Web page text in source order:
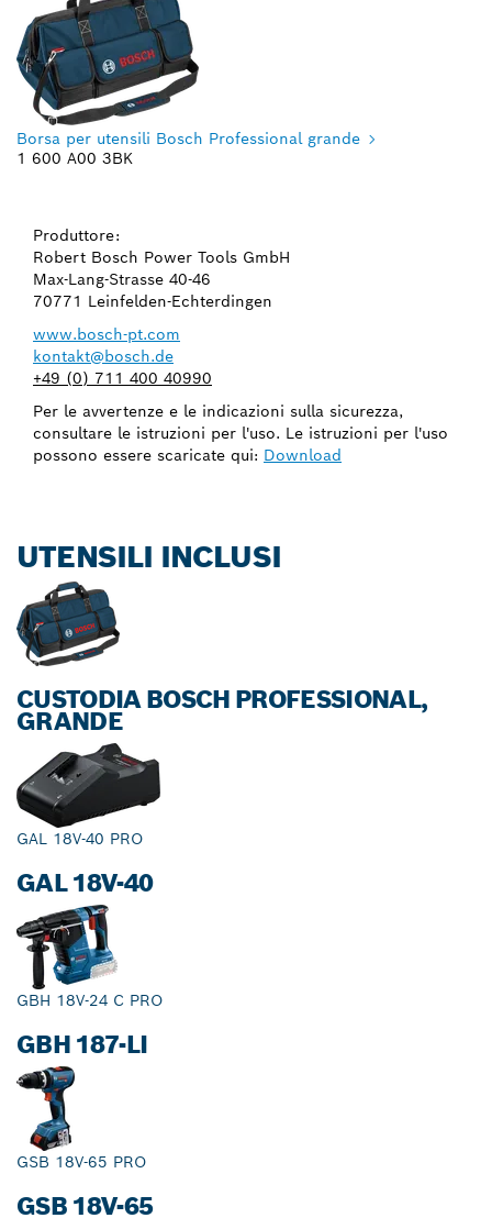
Borsa per utensili Bosch Professional grande
1 600 A00 3BK
Produttore:
Robert Bosch Power Tools GmbH
Max-Lang-Strasse 40-46
70771 Leinfelden-Echterdingen
www.bosch-pt.com
kontakt@bosch.de
+49 (0) 711 400 40990
Per le avvertenze e le indicazioni sulla sicurezza,
consultare le istruzioni per l'uso. Le istruzioni per l'uso
possono essere scaricate qui: Download
UTENSILI INCLUSI
CUSTODIA BOSCH PROFESSIONAL,
GRANDE
GAL 18V-40 PRO
GAL 18V-40
GBH 18V-24 C PRO
GBH 187-LI
GSB 18V-65 PRO
GSB 18V-65